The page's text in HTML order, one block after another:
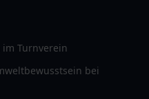
Turnverein
bei